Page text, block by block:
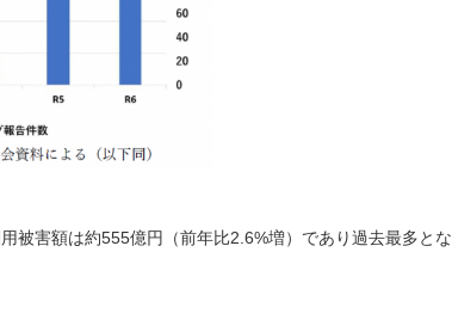
被害額は約555億円（前年比2.6%増）であり過去最多とな